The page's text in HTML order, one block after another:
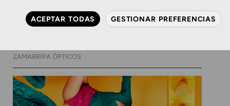
Woodys Barcelona. Verás la
vida de otro color
ZAMARRIPA ÓPTICOS
ACEPTAR TODAS GESTIONAR PREFERENCIAS